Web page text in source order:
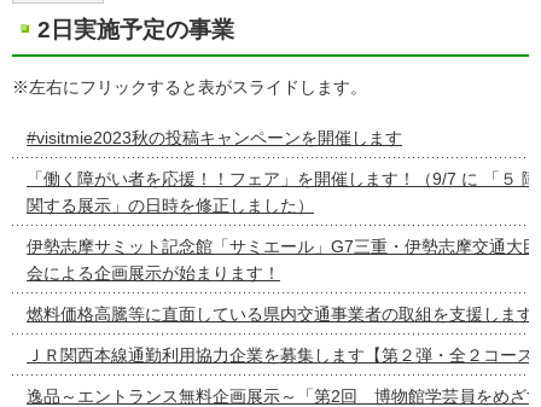
2日実施予定の事業
※左右にフリックすると表がスライドします。
#visitmie2023秋の投稿キャンペーンを開催します
「働く障がい者を応援！！フェア」を開催します！（9/7 に 「５
関する展示」の日時を修正しました）
伊勢志摩サミット記念館「サミエール」G7三重・伊勢志摩交通大
会による企画展示が始まります！
燃料価格高騰等に直面している県内交通事業者の取組を支援します
ＪＲ関西本線通勤利用協力企業を募集します【第２弾・全２コース
逸品～エントランス無料企画展示～「第2回 博物館学芸員をめざ